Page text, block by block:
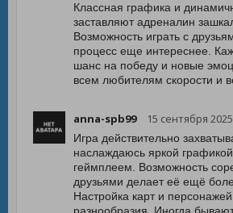
Классная графика и
заставляют адреналин
Возможность играть с
процесс еще интереснее.
шанс на победу и новые
всем любителям скорости и
anna-spb99 15 сентября
Игра действительно
наслаждаюсь яркой
геймплеем. Возможность
друзьями делает её ещё
Настройка карт и